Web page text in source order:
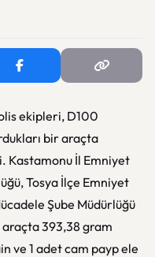
ekipleri, D100
bir araçta
Kastamonu İl Emniyet
Tosya İlçe Emniyet
Şube Müdürlüğü
393,38 gram
ve 1 adet cam payp ele